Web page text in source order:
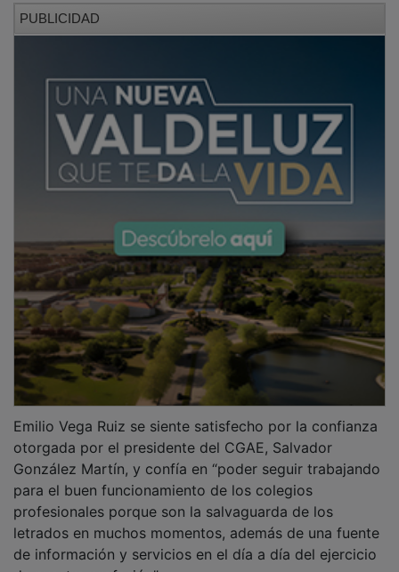
Emilio Vega Ruiz se siente satisfecho por la confianza
otorgada por el presidente del CGAE, Salvador
González Martín, y confía en “poder seguir trabajando
para el buen funcionamiento de los colegios
profesionales porque son la salvaguarda de los
letrados en muchos momentos, además de una fuente
de información y servicios en el día a día del ejercicio
de nuestra profesión”.